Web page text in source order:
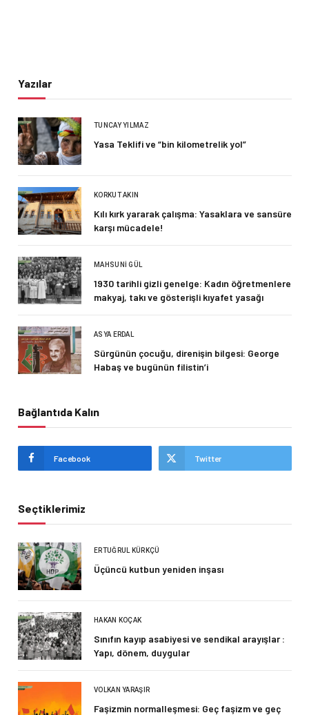
Yazılar
TUNCAY YILMAZ
Yasa Teklifi ve “bin kilometrelik yol”
KORKUT AKIN
Kılı kırk yararak çalışma: Yasaklara ve sansüre
karşı mücadele!
MAHSUNI GÜL
1930 tarihli gizli genelge: Kadın öğretmenlere
makyaj, takı ve gösterişli kıyafet yasağı
ASYA ERDAL
Sürgünün çocuğu, direnişin bilgesi: George
Habaş ve bugünün filistin’i
Bağlantıda Kalın
Facebook Twitter
Seçtiklerimiz
ERTUĞRUL KÜRKÇÜ
Üçüncü kutbun yeniden inşası
HAKAN KOÇAK
Sınıfın kayıp asabiyesi ve sendikal arayışlar :
Yapı, dönem, duygular
VOLKAN YARAŞIR
Faşizmin normalleşmesi: Geç faşizm ve geç